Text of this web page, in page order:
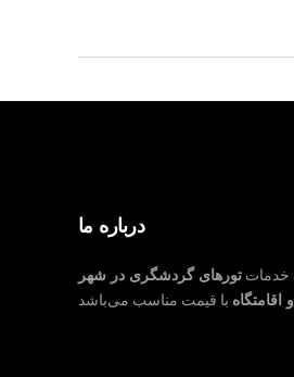
درباره ما
خدماتتورهای گردشگری در شهر